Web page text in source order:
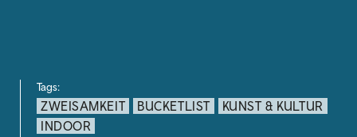
Tags:
ZWEISAMKEIT BUCKETLIST
KUNST & KULTUR
INDOOR